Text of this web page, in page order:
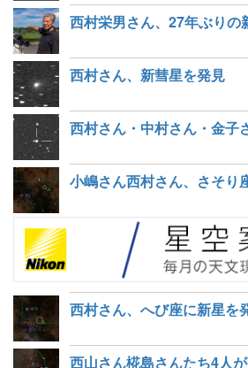
西村栄男さん、27年ぶりの
西村さん、新彗星を発見
小嶋さん西村さん、さそり
西村さん、へび座に新星を
西山さん椛島さんたち4人